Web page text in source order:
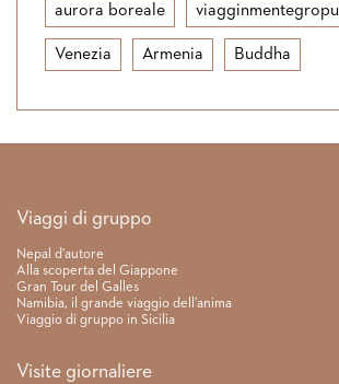
aurora boreale viagginmentegropu
Venezia Armenia Buddha
Link rapidi
Viaggi di gruppo
Nepal d’autore
Alla scoperta del Giappone
Gran Tour del Galles
Namibia, il grande viaggio dell’anima
Viaggio di gruppo in Sicilia
Visite giornaliere